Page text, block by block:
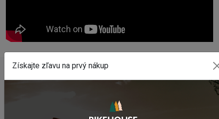
Sedlo CHROMAG LIMBER
Získajte zľavu na prvý nákup